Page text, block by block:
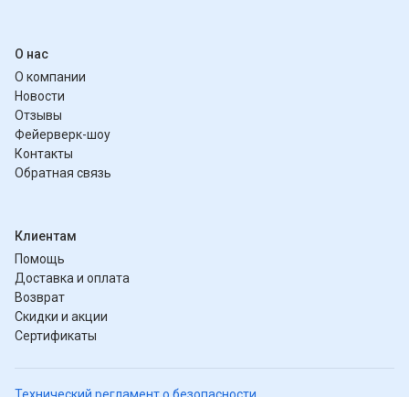
О нас
О компании
Новости
Отзывы
Фейерверк-шоу
Контакты
Обратная связь
Клиентам
Помощь
Доставка и оплата
Возврат
Скидки и акции
Сертификаты